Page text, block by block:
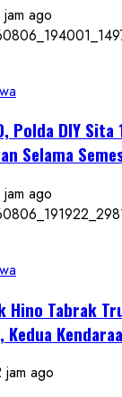
ago
Polda DIY
Selama
ago
Hino Tabrak
Kedua
ago